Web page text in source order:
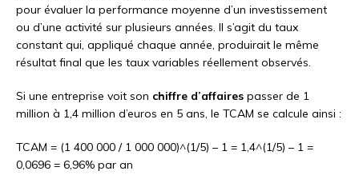
pour évaluer la performance moyenne d’un investissement
ou d’une activité sur plusieurs années. Il s’agit du taux
constant qui, appliqué chaque année, produirait le même
résultat final que les taux variables réellement observés.
Si une entreprise voit son chiffre d’affaires passer de 1
million à 1,4 million d’euros en 5 ans, le TCAM se calcule ainsi :
TCAM = (1 400 000 / 1 000 000)^(1/5) – 1 = 1,4^(1/5) – 1 =
0,0696 = 6,96% par an